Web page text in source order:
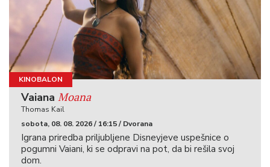
KINOBALON
Vaiana Moana
Thomas Kail
sobota, 08. 08. 2026 / 16:15 / Dvorana
Igrana priredba priljubljene Disneyjeve uspešnice o
pogumni Vaiani, ki se odpravi na pot, da bi rešila svoj
dom.